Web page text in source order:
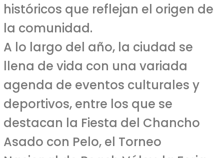
históricos que reflejan el origen de
la comunidad.
A lo largo del año, la ciudad se
llena de vida con una variada
agenda de eventos culturales y
deportivos, entre los que se
destacan la Fiesta del Chancho
Asado con Pelo, el Torneo